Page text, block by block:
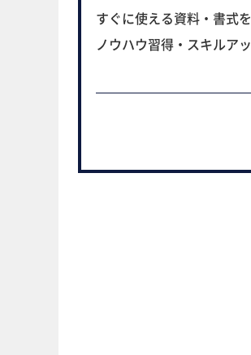
すぐに使える資料・書式
ノウハウ習得・スキルア